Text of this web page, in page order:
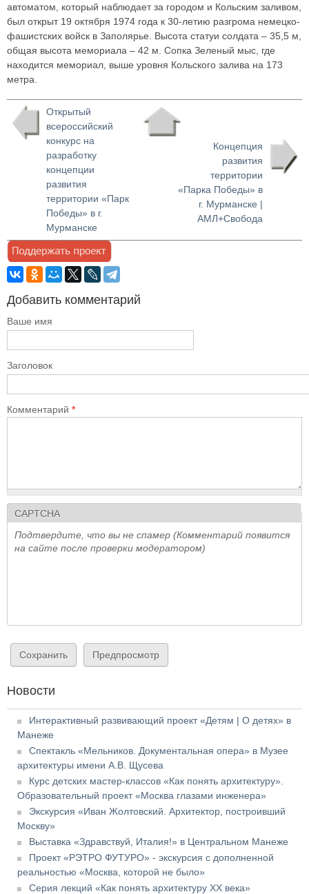
автоматом, который наблюдает за городом и Кольским заливом,
был открыт 19 октября 1974 года к 30-летию разгрома немецко-
фашистских войск в Заполярье. Высота статуи солдата – 35,5 м,
общая высота мемориала – 42 м. Сопка Зеленый мыс, где
находится мемориал, выше уровня Кольского залива на 173
метра.
Открытый
всероссийский
конкурс на
разработку
концепции
развития
территории «Парк
Победы» в г.
Мурманске
Концепция
развития
территории
«Парка Победы» в
г. Мурманске |
АМЛ+Свобода
Добавить комментарий
Ваше имя
Заголовок
Комментарий *
CAPTCHA
Подтвердите, что вы не спамер (Комментарий появится
на сайте после проверки модератором)
Новости
Интерактивный развивающий проект «Детям | О детях» в
Манеже
Спектакль «Мельников. Документальная опера» в Музее
архитектуры имени А.В. Щусева
Курс детских мастер-классов «Как понять архитектуру».
Образовательный проект «Москва глазами инженера»
Экскурсия «Иван Жолтовский. Архитектор, построивший
Москву»
Выставка «Здравствуй, Италия!» в Центральном Манеже
Проект «РЭТРО ФУТУРО» - экскурсия с дополненной
реальностью «Москва, которой не было»
Серия лекций «Как понять архитектуру XX века»